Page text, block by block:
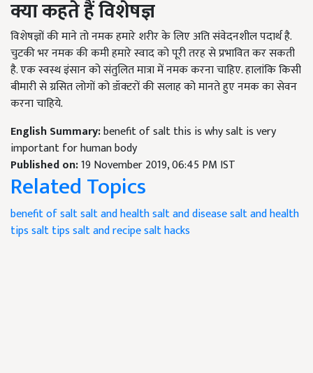
क्या कहते हैं विशेषज्ञ
विशेषज्ञों की माने तो नमक हमारे शरीर के लिए अति संवेदनशील पदार्थ है.
चुटकी भर नमक की कमी हमारे स्वाद को पूरी तरह से प्रभावित कर सकती
है. एक स्वस्थ इंसान को संतुलित मात्रा में नमक करना चाहिए. हालांकि किसी
बीमारी से ग्रसित लोगों को डॉक्टरों की सलाह को मानते हुए नमक का सेवन
करना चाहिये.
English Summary:benefit of salt this is why salt is very
important for human body
Published on:19 November 2019, 06:45 PM IST
Related Topics
benefit of saltsalt and healthsalt and diseasesalt and health
tipssalt tipssalt and recipesalt hacks